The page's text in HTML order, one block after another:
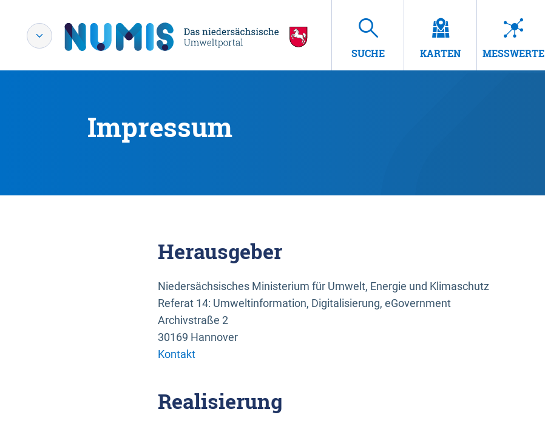
SUCHE KARTEN MESSWERTE
Impressum
Herausgeber
Niedersächsisches Ministerium für Umwelt, Energie und Klimaschutz
Referat 14: Umweltinformation, Digitalisierung, eGovernment
Archivstraße 2
30169 Hannover
Kontakt
Realisierung